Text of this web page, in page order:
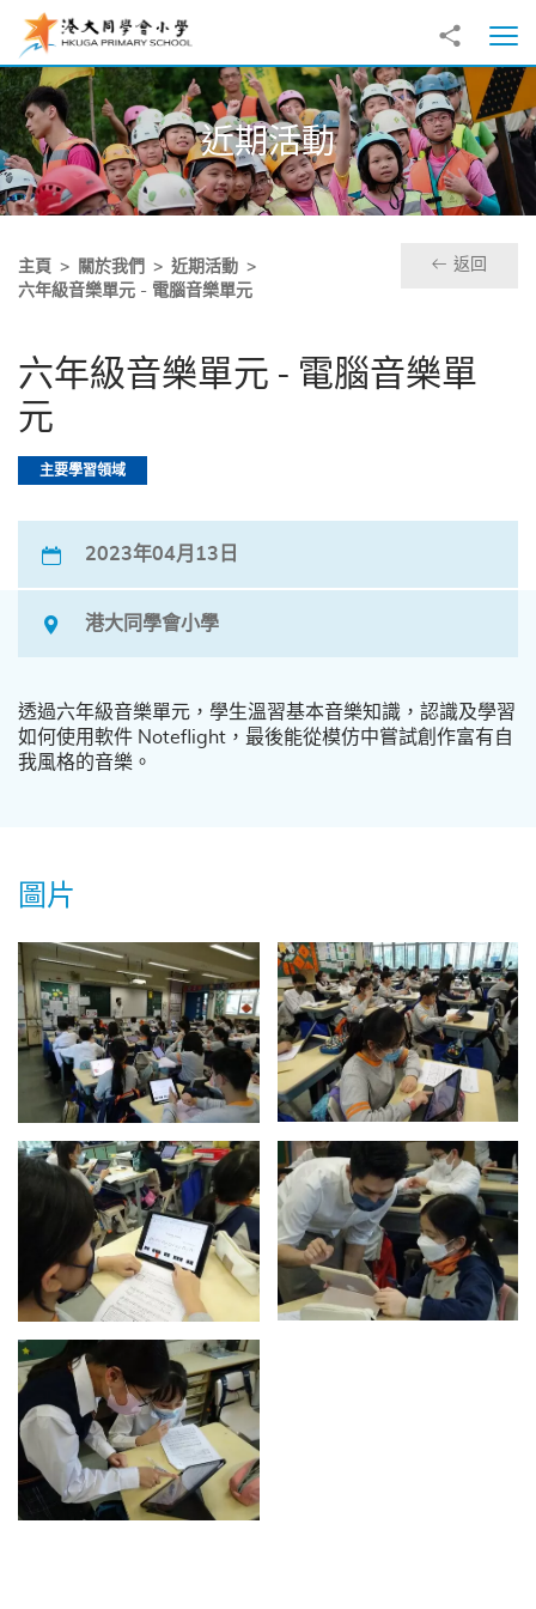
跳至主內容
分享到
打
近期活動
主頁 關於我們
近期活動
六年級音樂單元 - 電腦音樂單元
返回
六年級音樂單元 - 電腦音樂單
元
主要學習領域
2023年04月13日
港大同學會小學
透過六年級音樂單元，學生溫習基本音樂知識，認識及學習
如何使用軟件 Noteflight，最後能從模仿中嘗試創作富有自
我風格的音樂。
圖片